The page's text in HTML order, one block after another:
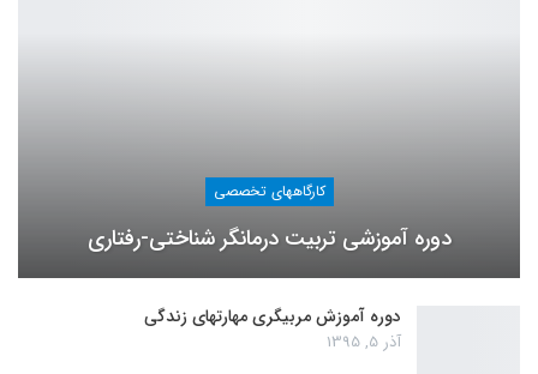
کارگاههای تخصصی
دوره آموزشی تربیت درمانگر شناختی-رفتاری
دوره آموزش مربیگری مهارتهای زندگی
آذر 5, 1395